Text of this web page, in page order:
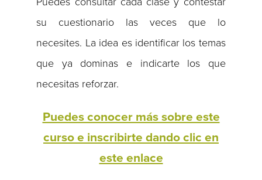
su cuestionario las veces que lo
necesites. La idea es identificar los temas
que ya dominas e indicarte los que
necesitas reforzar.
Puedes conocer más sobre este
curso e inscribirte dando clic en
este enlace